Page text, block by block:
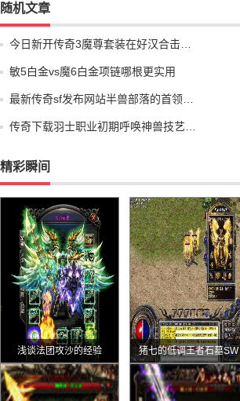
随机文章
今日新开传奇3魔尊套装在好汉合击…
敏5白金vs魔6白金项链哪根更实用
最新传奇sf发布网站半兽部落的首领…
传奇下载羽士职业初期呼唤神兽技艺…
精彩瞬间
浅谈法团攻沙的经验 猪七的低调王者石墓SW